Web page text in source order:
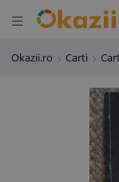
Deschide
meniul
Okazii.ro Carti